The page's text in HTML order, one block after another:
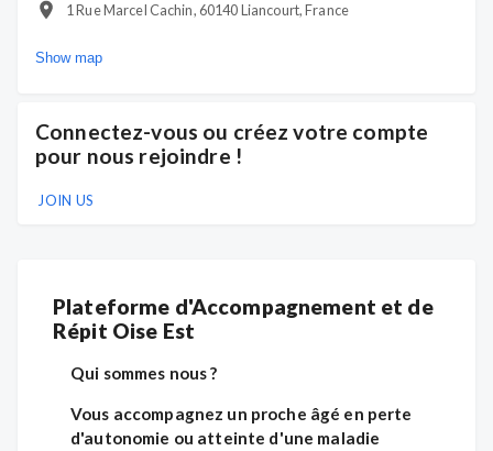
1 Rue Marcel Cachin, 60140 Liancourt, France
Show map
Connectez-vous ou créez votre compte
pour nous rejoindre !
JOIN US
Plateforme d'Accompagnement et de
Répit Oise Est
Qui sommes nous ?
Vous accompagnez un proche âgé en perte
d'autonomie ou atteinte d'une maladie